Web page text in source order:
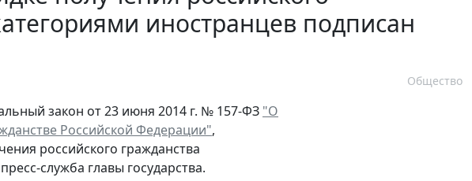
иностранцев подписан
Общество
закон от 23 июня 2014 г. № 157-ФЗ "О
Российской Федерации",
российского гражданства
пресс-служба главы государства.